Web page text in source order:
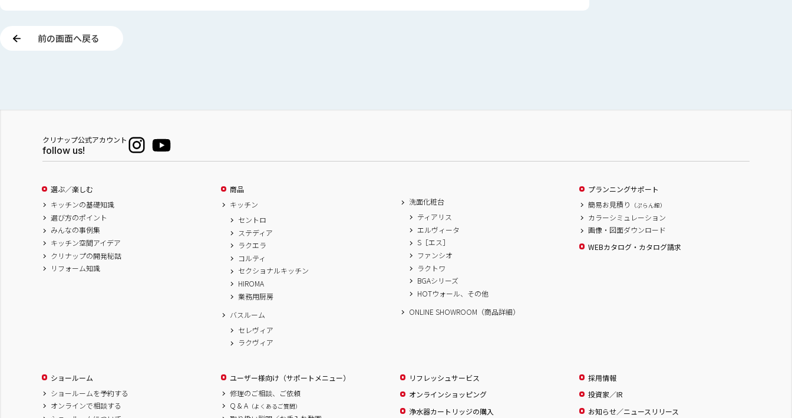
前の画面へ戻る
クリナップ公式アカウント
follow us!
選ぶ／楽しむ
キッチンの基礎知識
選び方のポイント
みんなの事例集
キッチン空間アイデア
クリナップの開発秘話
リフォーム知識
商品
キッチン
セントロ
ステディア
ラクエラ
コルティ
セクショナルキッチン
HIROMA
業務用厨房
バスルーム
セレヴィア
ラクヴィア
洗面化粧台
ティアリス
エルヴィータ
S［エス］
ファンシオ
ラクトワ
BGAシリーズ
HOTウォール、その他
ONLINE SHOWROOM（商品詳細）
プランニングサポート
簡易お見積り
（ぷらん館）
カラーシミュレーション
画像・図面ダウンロード
WEBカタログ・カタログ請求
ショールーム
ショールームを予約する
オンラインで相談する
ユーザー様向け（サポートメニュー）
修理のご相談、ご依頼
Q & A （よくあるご質問）
リフレッシュサービス
オンラインショッピング
浄水器カートリッジの購入
採用情報
投資家／IR
お知らせ／ニュースリリース